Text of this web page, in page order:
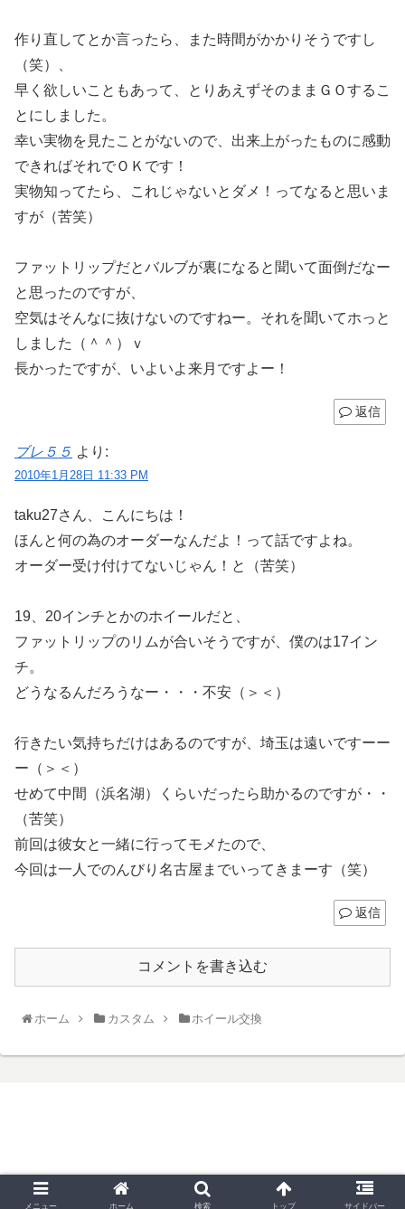
作り直してとか言ったら、また時間がかかりそうですし
（笑）、
早く欲しいこともあって、とりあえずそのままＧＯするこ
とにしました。
幸い実物を見たことがないので、出来上がったものに感動
できればそれでＯＫです！
実物知ってたら、これじゃないとダメ！ってなると思いま
すが（苦笑）
ファットリップだとバルブが裏になると聞いて面倒だなー
と思ったのですが、
空気はそんなに抜けないのですねー。それを聞いてホっと
しました（＾＾）ｖ
長かったですが、いよいよ来月ですよー！
返信
ブレ５５ より:
2010年1月28日 11:33 PM
taku27さん、こんにちは！
ほんと何の為のオーダーなんだよ！って話ですよね。
オーダー受け付けてないじゃん！と（苦笑）
19、20インチとかのホイールだと、
ファットリップのリムが合いそうですが、僕のは17イン
チ。
どうなるんだろうなー・・・不安（＞＜）
行きたい気持ちだけはあるのですが、埼玉は遠いですーー
ー（＞＜）
せめて中間（浜名湖）くらいだったら助かるのですが・・
（苦笑）
前回は彼女と一緒に行ってモメたので、
今回は一人でのんびり名古屋までいってきまーす（笑）
返信
コメントを書き込む
ホーム カスタム ホイール交換
© 2006 ブレ５５のアメ車奮闘記.
メニュー ホーム 検索 トップ サイドバー